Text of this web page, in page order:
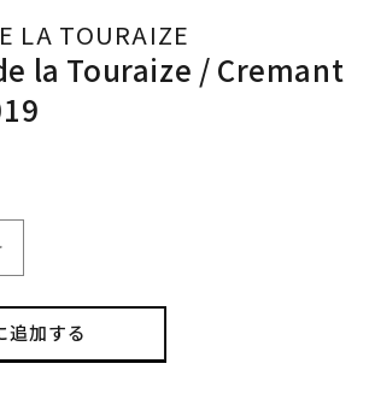
LA TOURAIZE
la Touraize / Cremant
追加する